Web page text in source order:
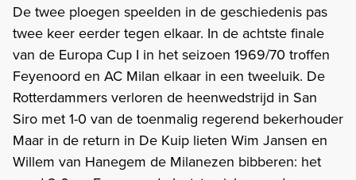
De twee ploegen speelden in de geschiedenis pas
twee keer eerder tegen elkaar. In de achtste finale
van de Europa Cup I in het seizoen 1969/70 troffen
Feyenoord en AC Milan elkaar in een tweeluik. De
Rotterdammers verloren de heenwedstrijd in San
Siro met 1-0 van de toenmalig regerend bekerhouder
Maar in de return in De Kuip lieten Wim Jansen en
Willem van Hanegem de Milanezen bibberen: het